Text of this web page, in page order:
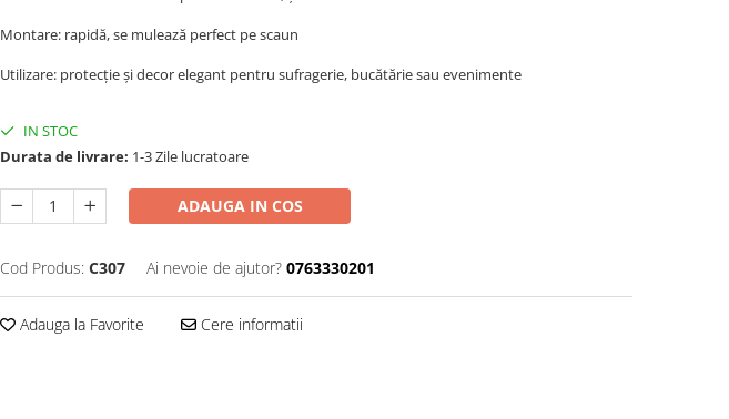
Montare: rapidă, se mulează perfect pe scaun
Utilizare: protecție și decor elegant pentru sufragerie, bucătărie sau evenimente
IN STOC
Durata de livrare: 1-3 Zile lucratoare
ADAUGA IN COS
Cod Produs: C307 Ai nevoie de ajutor? 0763330201
Adauga la Favorite Cere informatii